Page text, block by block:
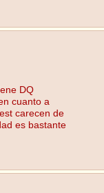
DQ
cuanto a
carecen de
es bastante